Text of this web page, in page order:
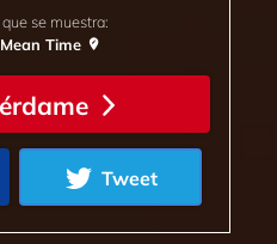
se muestra:
Time
Tweet